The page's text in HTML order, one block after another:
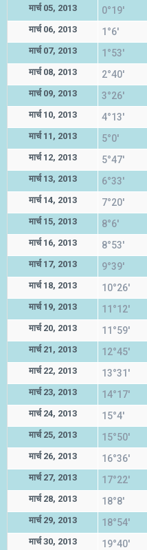
मार्च 05, 2013 0°19'
मार्च 06, 2013 1°6'
मार्च 07, 2013 1°53'
मार्च 08, 2013 2°40'
मार्च 09, 2013 3°26'
मार्च 10, 2013 4°13'
मार्च 11, 2013 5°0'
मार्च 12, 2013 5°47'
मार्च 13, 2013 6°33'
मार्च 14, 2013 7°20'
मार्च 15, 2013 8°6'
मार्च 16, 2013 8°53'
मार्च 17, 2013 9°39'
मार्च 18, 2013 10°26'
मार्च 19, 2013 11°12'
मार्च 20, 2013 11°59'
मार्च 21, 2013 12°45'
मार्च 22, 2013 13°31'
मार्च 23, 2013 14°17'
मार्च 24, 2013 15°4'
मार्च 25, 2013 15°50'
मार्च 26, 2013 16°36'
मार्च 27, 2013 17°22'
मार्च 28, 2013 18°8'
मार्च 29, 2013 18°54'
मार्च 30, 2013 19°40'